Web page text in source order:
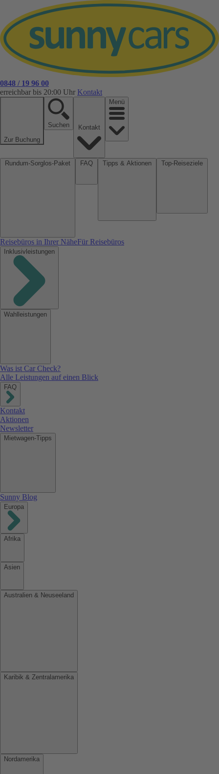
0848 / 19 96 00
erreichbar bis 20:00 Uhr Kontakt
Zur Buchung
Suchen
Menü
Reisebüros in Ihrer NäheFür Reisebüros
Inklusivleistungen
Wahlleistungen
Was ist Car Check?
Alle Leistungen auf einen Blick
FAQ
Kontakt
Aktionen
Newsletter
Mietwagen-Tipps
Sunny Blog
Europa
Afrika
Asien
Australien & Neuseeland
Karibik & Zentralamerika
Nordamerika